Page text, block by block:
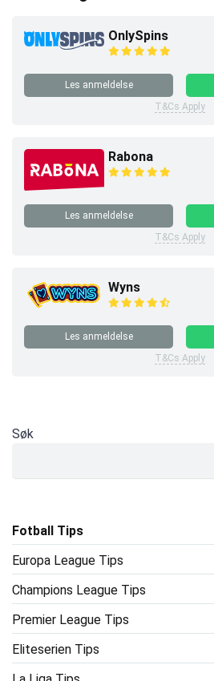
OnlySpins
Les anmeldelse
T&Cs Apply
Rabona
Les anmeldelse
T&Cs Apply
Wyns
Les anmeldelse
T&Cs Apply
Søk
Fotball Tips
Europa League Tips
Champions League Tips
Premier League Tips
Eliteserien Tips